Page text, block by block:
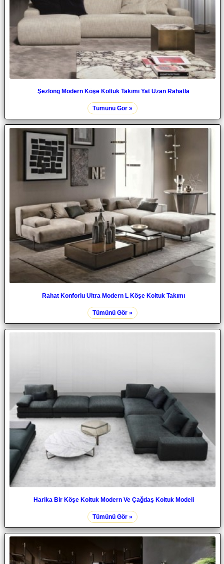
Şezlong Modern Köşe Koltuk Takımı Yat Uzan Rahatla
Tümünü Gör »
Rahat Konforlu Ultra Modern L Köşe Koltuk Takımı
Tümünü Gör »
Harika Bir Köşe Koltuk Modern Ve Çağdaş Koltuk Modeli
Tümünü Gör »